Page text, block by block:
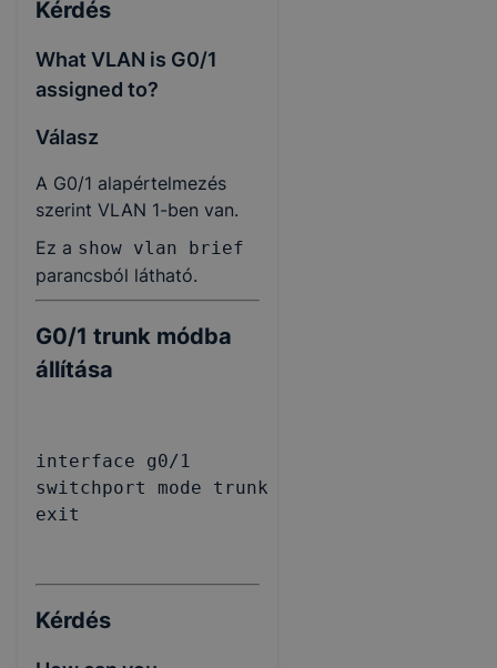
Kérdés
What VLAN is G0/1
assigned to?
Válasz
A G0/1 alapértelmezés
szerint VLAN 1-ben van.
Ez a show vlan brief
parancsból látható.
G0/1 trunk módba
állítása
interface g0/1
switchport mode trunk
exit
Kérdés